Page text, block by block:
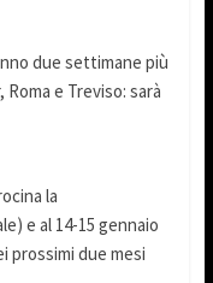
due settimane più
e Treviso: sarà
la
e al 14-15 gennaio
prossimi due mesi